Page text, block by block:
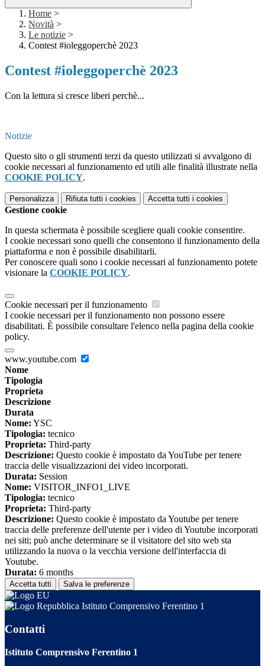
Home >
Novità >
Le notizie >
Contest #ioleggoperchè 2023
Contest #ioleggoperchè 2023
Con la lettura si cresce liberi perchè...
Notizie
Questo sito o gli strumenti terzi da questo utilizzati si avvalgono di
cookie necessari al funzionamento ed utili alle finalità illustrate nella
COOKIE POLICY.
Personalizza Rifiuta tutti i cookies Accetta tutti i cookies
Gestione cookie
In questa schermata è possibile scegliere quali cookie consentire.
I cookie necessari sono quelli che consentono il funzionamento della
piattaforma e non è possibile disabilitarli.
Per conoscere quali sono i cookie necessari al funzionamento potete
visionare la COOKIE POLICY.
Cookie necessari per il funzionamento
I cookie necessari per il funzionamento non possono essere
disabilitati. È possibile consultare l'elenco nella pagina della cookie
policy.
www.youtube.com
Nome
Tipologia
Proprieta
Descrizione
Durata
Nome: YSC
Tipologia: tecnico
Proprieta: Third-party
Descrizione: Questo cookie è impostato da YouTube per tenere
traccia delle visualizzazioni dei video incorporati.
Durata: Session
Nome: VISITOR_INFO1_LIVE
Tipologia: tecnico
Proprieta: Third-party
Descrizione: Questo cookie è impostato da Youtube per tenere
traccia delle preferenze dell'utente per i video di Youtube incorporati
nei siti; può anche determinare se il visitatore del sito web sta
utilizzando la nuova o la vecchia versione dell'interfaccia di
Youtube.
Durata: 6 months
Accetta tutti Salva le preferenze
Istituto Comprensivo Ferentino 1
Contatti
Istituto Comprensivo Ferentino 1